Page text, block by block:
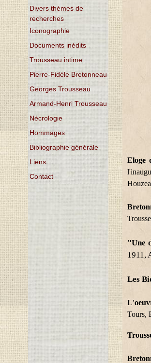
Divers thèmes de
recherches
Iconographie
Documents inédits
Trousseau intime
Pierre-Fidèle Bretonneau
Georges Trousseau
Armand-Henri Trousseau
Nécrologie
Hommages
Bibliographie générale
Liens
Contact
Eloge
"Une
1911,
Les
Tours,